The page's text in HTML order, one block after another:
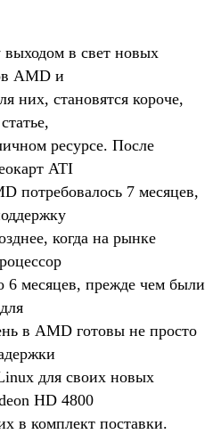
в свет новых
AMD и
них, становятся короче,
ресурсе. После
ATI
потребовалось 7 месяцев,
когда на рынке
6 месяцев, прежде чем были
в AMD готовы не просто
для своих новых
HD 4800
в комплект поставки.